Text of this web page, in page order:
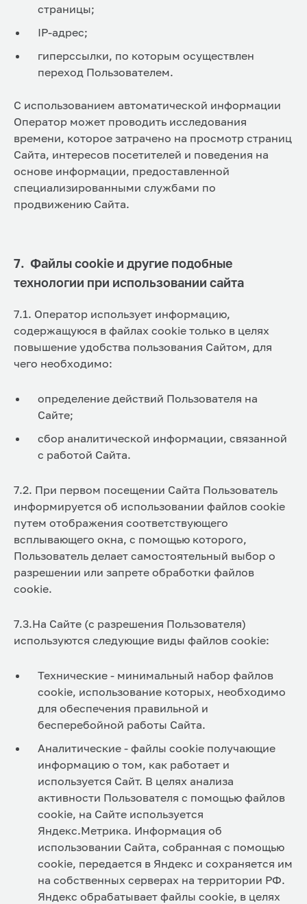
страницы;
IP-адрес;
гиперссылки, по которым осуществлен
переход Пользователем.
С использованием автоматической информации
Оператор может проводить исследования
времени, которое затрачено на просмотр страниц
Сайта, интересов посетителей и поведения на
основе информации, предоставленной
специализированными службами по
продвижению Сайта.
7. Файлы cookie и другие подобные
технологии при использовании сайта
7.1. Оператор использует информацию,
содержащуюся в файлах cookie только в целях
повышение удобства пользования Сайтом, для
чего необходимо:
определение действий Пользователя на
Сайте;
сбор аналитической информации, связанной
с работой Сайта.
7.2. При первом посещении Сайта Пользователь
информируется об использовании файлов cookie
путем отображения соответствующего
всплывающего окна, с помощью которого,
Пользователь делает самостоятельный выбор о
разрешении или запрете обработки файлов
cookie.
7.3.На Сайте (с разрешения Пользователя)
используются следующие виды файлов cookie:
Технические - минимальный набор файлов
cookie, использование которых, необходимо
для обеспечения правильной и
бесперебойной работы Сайта.
Аналитические - файлы cookie получающие
информацию о том, как работает и
используется Сайт. В целях анализа
активности Пользователя с помощью файлов
cookie, на Сайте используется
Яндекс.Метрика. Информация об
использовании Сайта, собранная с помощью
cookie, передается в Яндекс и сохраняется им
на собственных серверах на территории РФ.
Яндекс обрабатывает файлы cookie, в целях